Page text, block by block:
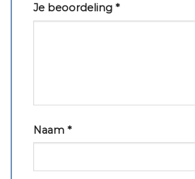
Je beoordeling *
Naam *